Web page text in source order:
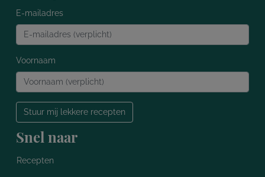
E-mailadres
Voornaam
Stuur mij lekkere recepten
Snel naar
Recepten